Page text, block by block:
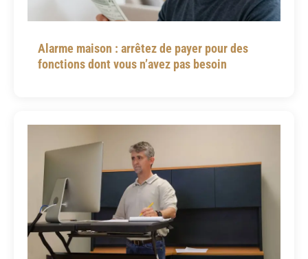
Alarme maison : arrêtez de payer pour des
fonctions dont vous n’avez pas besoin